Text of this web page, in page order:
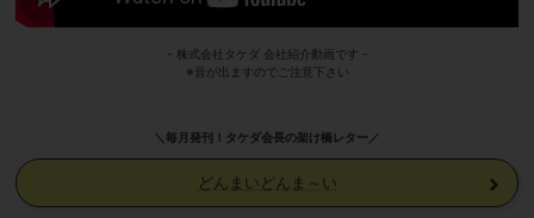
- 株式会社タケダ 会社紹介動画です -
※音が出ますのでご注意下さい
＼毎月発刊！タケダ会長の架け橋レター／
どんまいどんま～い